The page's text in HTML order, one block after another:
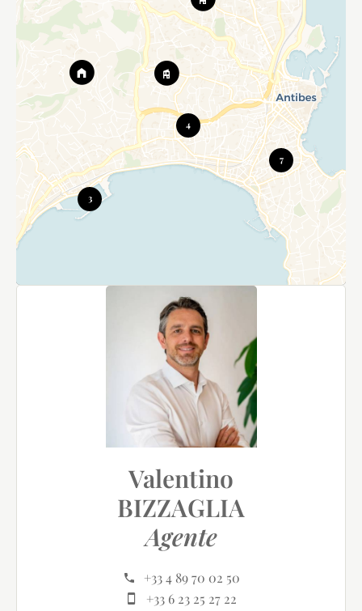
3
4
7
Valentino
BIZZAGLIA
Agente
+33 4 89 70 02 50
+33 6 23 25 27 22